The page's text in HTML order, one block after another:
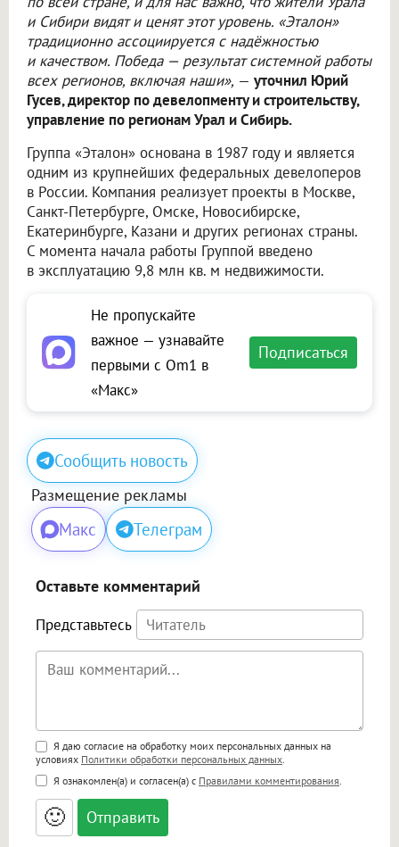
и Сибири видят и ценят этот уровень. «Эталон»
традиционно ассоциируется с надёжностью
и качеством. Победа — результат системной работы
всех регионов, включая наши», — уточнил Юрий
Гусев, директор по девелопменту и строительству,
управление по регионам Урал и Сибирь.
Группа «Эталон» основана в 1987 году и является
одним из крупнейших федеральных девелоперов
в России. Компания реализует проекты в Москве,
Санкт-Петербурге, Омске, Новосибирске,
Екатеринбурге, Казани и других регионах страны.
С момента начала работы Группой введено
в эксплуатацию 9,8 млн кв. м недвижимости.
Не пропускайте
важное — узнавайте
первыми с Om1 в
«Макс»
Подписаться
Сообщить новость
Размещение рекламы
Макс Телеграм
Оставьте комментарий
Представьтесь
Поддержка HTML
<b>, <strong>, <u>, <i>, <em>, <s>, <big>,
<small>, <sup>, <sub>, <pre>, <ul>, <ol>, <li>,
<blockquote>, <code> экранирует HTML,
адреса URL автоматически становятся
ссылками, и [img]адрес[/img] будет
Я даю согласие на обработку моих персональных данных на
условиях Политики обработки персональных данных
Я ознакомлен(а) и согласен(а) с Правилами комментирования
🙂